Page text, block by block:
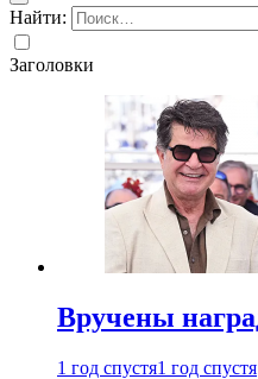
Найти:
Заголовки
Вручены
1 год спустя1 год спустя